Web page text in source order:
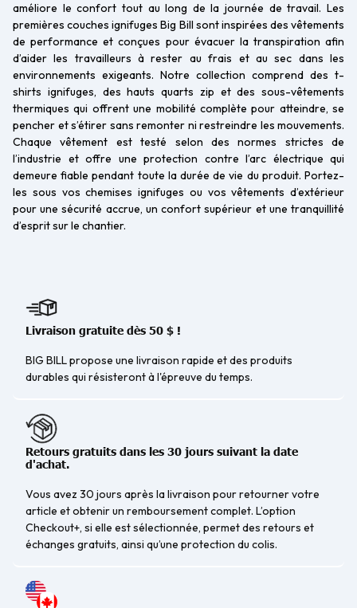
améliore le confort tout au long de la journée de travail. Les
premières couches ignifuges Big Bill sont inspirées des vêtements
de performance et conçues pour évacuer la transpiration afin
d’aider les travailleurs à rester au frais et au sec dans les
environnements exigeants. Notre collection comprend des t-
shirts ignifuges, des hauts quarts zip et des sous-vêtements
thermiques qui offrent une mobilité complète pour atteindre, se
pencher et s’étirer sans remonter ni restreindre les mouvements.
Chaque vêtement est testé selon des normes strictes de
l’industrie et offre une protection contre l’arc électrique qui
demeure fiable pendant toute la durée de vie du produit. Portez-
les sous vos chemises ignifuges ou vos vêtements d’extérieur
pour une sécurité accrue, un confort supérieur et une tranquillité
d’esprit sur le chantier.
Livraison gratuite dès 50 $ !
BIG BILL propose une livraison rapide et des produits
durables qui résisteront à l'épreuve du temps.
Retours gratuits dans les 30 jours suivant la date
d'achat.
Vous avez 30 jours après la livraison pour retourner votre
article et obtenir un remboursement complet. L’option
Checkout+, si elle est sélectionnée, permet des retours et
échanges gratuits, ainsi qu’une protection du colis.